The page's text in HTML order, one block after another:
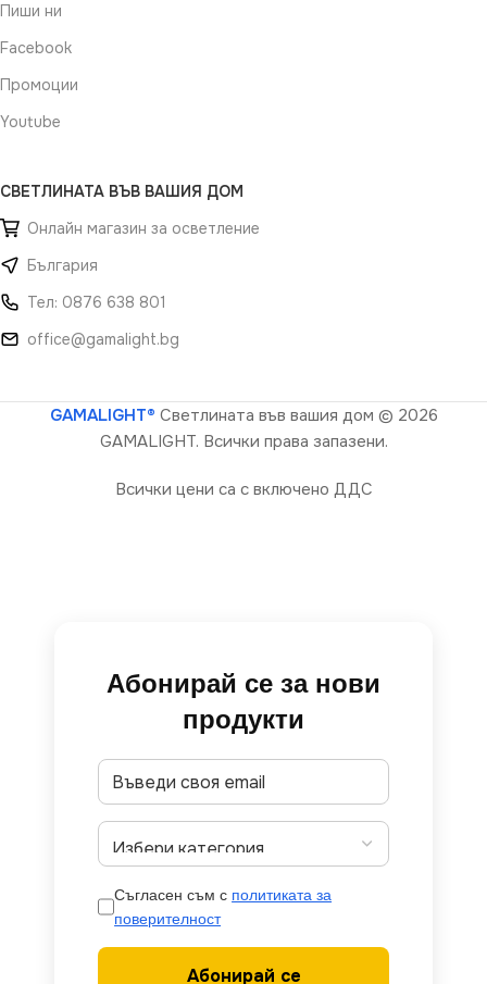
Пиши ни
Facebook
Промоции
Youtube
СВЕТЛИНАТА ВЪВ ВАШИЯ ДОМ
Онлайн магазин за осветление
България
Тел: 0876 638 801
office@gamalight.bg
GAMALIGHT® Светлината във вашия дом © 2026
GAMALIGHT. Всички права запазени.
Всички цени са с включено ДДС
Абонирай се за нови
продукти
Съгласен съм с политиката за
поверителност
Абонирай се